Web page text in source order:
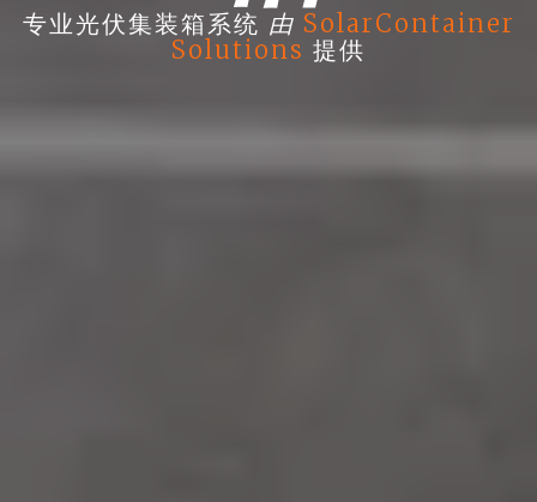
专业光伏集装箱系统 由 SolarContainer
Solutions 提供